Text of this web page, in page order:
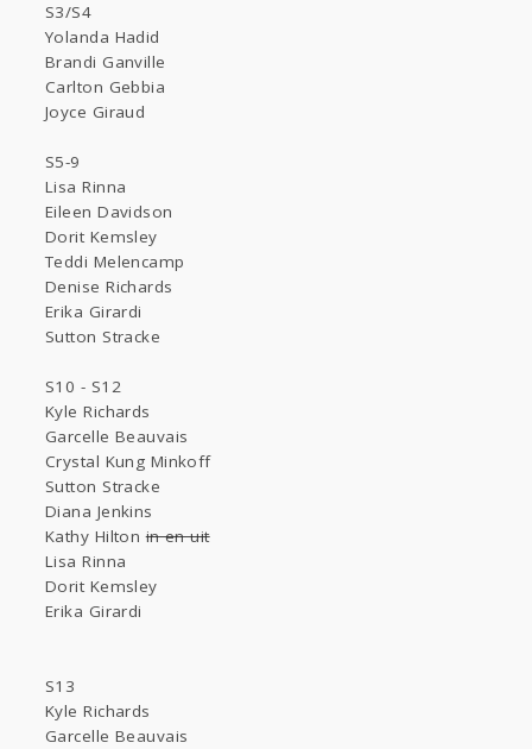
S3/S4
Yolanda Hadid
Brandi Ganville
Carlton Gebbia
Joyce Giraud
S5-9
Lisa Rinna
Eileen Davidson
Dorit Kemsley
Teddi Melencamp
Denise Richards
Erika Girardi
Sutton Stracke
S10 - S12
Kyle Richards
Garcelle Beauvais
Crystal Kung Minkoff
Sutton Stracke
Diana Jenkins
Kathy Hiltonin en uit
Lisa Rinna
Dorit Kemsley
Erika Girardi
S13
Kyle Richards
Garcelle Beauvais